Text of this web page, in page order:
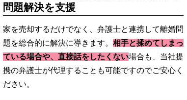
問題解決を支援
家を売却するだけでなく、弁護士と連携して離婚問
題を総合的に解決に導きます。 相手と揉めてしまっ
ている場合や、直接話をしたくない場合も、当社提
携の弁護士が代理することも可能ですのでご安心く
ださい。